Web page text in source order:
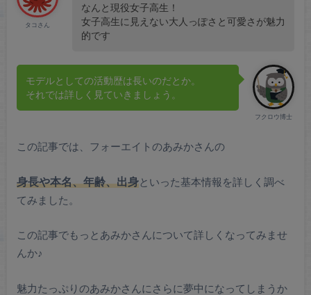
タコさん
なんと現役女子高生！
女子高生に見えない大人っぽさと可愛さが魅力
的です
フクロウ博士
モデルとしての活動歴は長いのだとか。
それでは詳しく見ていきましょう。
この記事では、フォーエイトのあみかさんの
身長や本名、年齢、出身といった基本情報を詳しく調べ
てみました。
この記事でもっとあみかさんについて詳しくなってみませ
んか♪
魅力たっぷりのあみかさんにさらに夢中になってしまうか